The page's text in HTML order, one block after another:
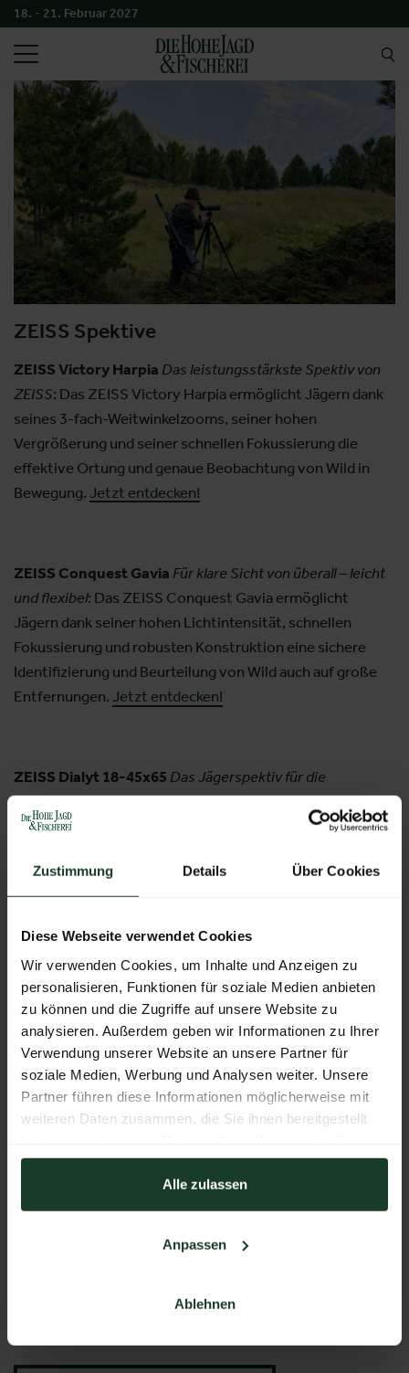
Zustimmung Details Über Cookies
Diese Webseite verwendet Cookies
Wir verwenden Cookies, um Inhalte und Anzeigen zu
personalisieren, Funktionen für soziale Medien anbieten
zu können und die Zugriffe auf unsere Website zu
analysieren. Außerdem geben wir Informationen zu Ihrer
Verwendung unserer Website an unsere Partner für
soziale Medien, Werbung und Analysen weiter. Unsere
Partner führen diese Informationen möglicherweise mit
weiteren Daten zusammen, die Sie ihnen bereitgestellt
gesammelt haben.
Alle zulassen
Anpassen
Ablehnen
18. - 21. Februar 2027
SUCHEN
ZEISS Spektive
ZEISS Victory Harpia Das leistungsstärkste Spektiv von
ZEISS: Das ZEISS Victory Harpia ermöglicht Jägern dank
seines 3-fach-Weitwinkelzooms, seiner hohen
Vergrößerung und seiner schnellen Fokussierung die
effektive Ortung und genaue Beobachtung von Wild in
Bewegung. Jetzt entdecken!
ZEISS Conquest Gavia Für klare Sicht von überall – leicht
und flexibel: Das ZEISS Conquest Gavia ermöglicht
Jägern dank seiner hohen Lichtintensität, schnellen
Fokussierung und robusten Konstruktion eine sichere
Identifizierung und Beurteilung von Wild auch auf große
Entfernungen. Jetzt entdecken!
ZEISS Dialyt 18-45x65 Das Jägerspektiv für die
Beobachtung über große Entfernungen:Das ZEISS Dialyt
bietet Jägern einen einstellbaren Zoom,
Design und gewährleistet so eine zuverlässige
Identifizierung von Wild auf große Entfernungen, selbst
Aussteller:Carl Zeiss AG
Weitere Produkte von diesem Aussteller